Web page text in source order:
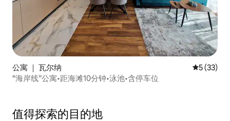
公寓 ｜ 瓦尔纳 平均评分
5 (33)
“海岸线”公寓•距海滩10分钟•泳池•含停车位
值得探索的目的地